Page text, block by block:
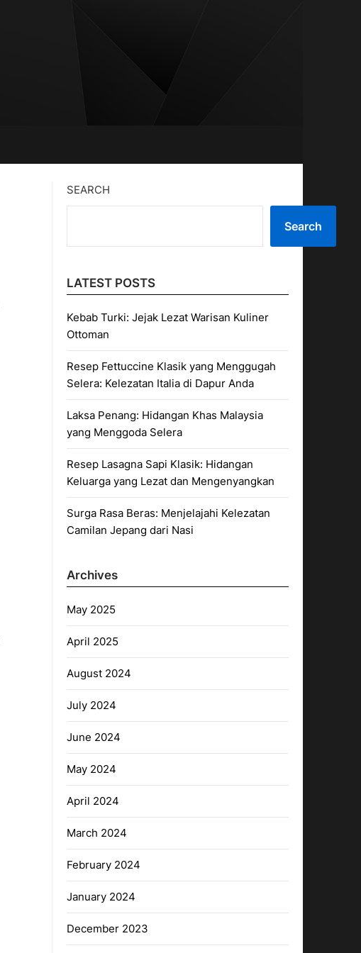
SEARCH
Search
LATEST POSTS
Kebab Turki: Jejak Lezat Warisan Kuliner
Ottoman
Resep Fettuccine Klasik yang Menggugah
Selera: Kelezatan Italia di Dapur Anda
Laksa Penang: Hidangan Khas Malaysia
yang Menggoda Selera
Resep Lasagna Sapi Klasik: Hidangan
Keluarga yang Lezat dan Mengenyangkan
Surga Rasa Beras: Menjelajahi Kelezatan
Camilan Jepang dari Nasi
Archives
May 2025
April 2025
August 2024
July 2024
June 2024
May 2024
April 2024
March 2024
February 2024
January 2024
December 2023